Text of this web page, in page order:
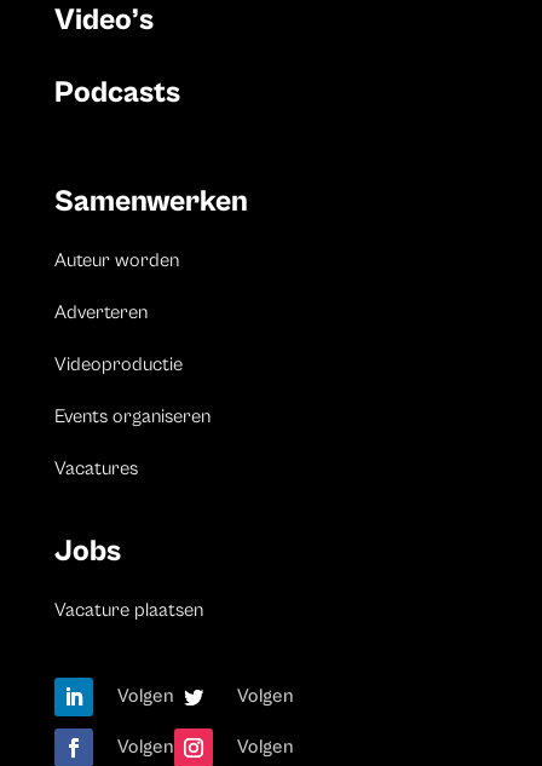
Video’s
Podcasts
Samenwerken
Auteur worden
Adverteren
Videoproductie
Events organiseren
Vacatures
Jobs
Vacature plaatsen
Volgen Volgen
Volgen Volgen